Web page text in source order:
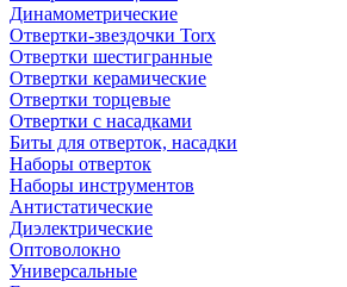
Динамометрические
Отвертки-звездочки Torx
Отвертки шестигранные
Отвертки керамические
Отвертки торцевые
Отвертки с насадками
Биты для отверток, насадки
Наборы отверток
Наборы инструментов
Антистатические
Диэлектрические
Оптоволокно
Универсальные